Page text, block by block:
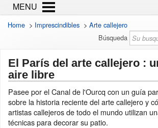
MENU
Home > Imprescindibles > Arte callejero
Búsqueda
El París del arte callejero :
aire libre
Pasee por el Canal de l'Ourcq con un guía
sobre la historia reciente del arte callejero y
artistas callejeros de todo el mundo utilizan
técnicas para decorar su patio.